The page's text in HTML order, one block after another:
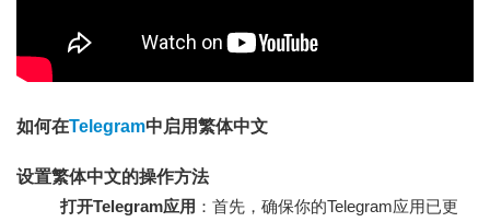
如何在Telegram中启用繁体中文
设置繁体中文的操作方法
打开Telegram应用 ：首先，确保你的Telegram应用已更